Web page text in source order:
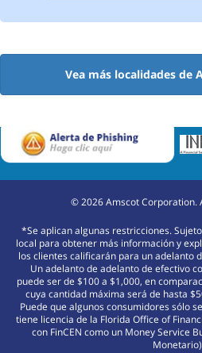
Vea más localidades de
©2026Amscot Corporation.
*Se aplican algunas restricciones.
local para obtener más información y
los clientes calificarán para un adelanto
Un adelanto de adelanto de efectivo
puede ser de $100 a $1,000, en
cuya cantidad máxima será de hasta
Puede que algunos consumidores sólo
tiene licencia de la Florida Office of
con FinCEN como un Money Service